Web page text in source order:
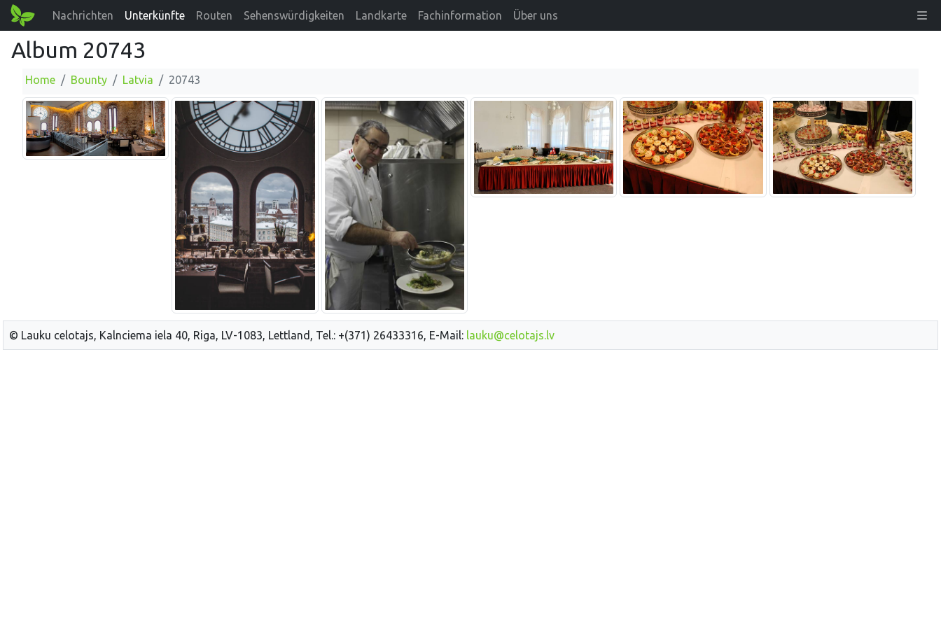
Nachrichten Unterkünfte Routen Sehenswürdigkeiten Landkarte Fachinformation Über uns
Album 20743
Home Bounty Latvia 20743
© Lauku celotajs, Kalnciema iela 40, Riga, LV-1083, Lettland, Tel.: +(371) 26433316, E-Mail: lauku@celotajs.lv